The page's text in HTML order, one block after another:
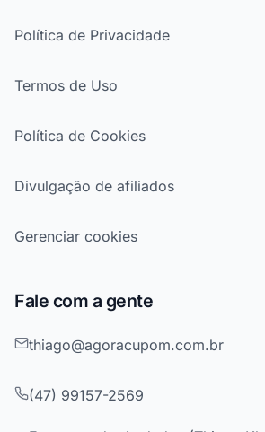
Política de Privacidade
Termos de Uso
Política de Cookies
Divulgação de afiliados
Gerenciar cookies
Fale com a gente
thiago@agoracupom.com.br
(47) 99157-2569